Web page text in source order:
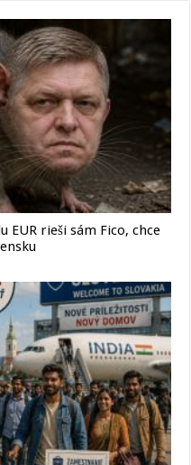
EUR rieši sám Fico, chce